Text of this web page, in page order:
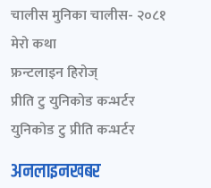
चालीस मुनिका चालीस- २०८१
मेरो कथा
फ्रन्टलाइन हिरोज्
प्रीति टु युनिकोड कन्भर्टर
युनिकोड टु प्रीति कन्भर्टर
अनलाइनखबर